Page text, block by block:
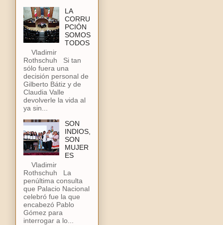
LA
CORRU
PCIÓN
SOMOS
TODOS
Vladimir
Rothschuh Si tan
sólo fuera una
decisión personal de
Gilberto Bátiz y de
Claudia Valle
devolverle la vida al
ya sin...
SON
INDIOS,
SON
MUJER
ES
Vladimir
Rothschuh La
penúltima consulta
que Palacio Nacional
celebró fue la que
encabezó Pablo
Gómez para
interrogar a lo...